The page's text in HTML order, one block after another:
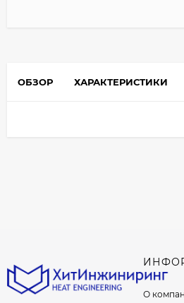
ОБЗОР ХАРАКТЕРИСТИКИ
О